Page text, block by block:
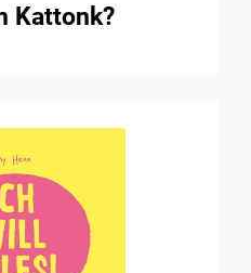
Kattonk?